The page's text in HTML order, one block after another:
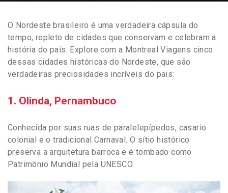
O Nordeste brasileiro é uma verdadeira cápsula do
tempo, repleto de cidades que conservam e celebram a
história do país. Explore com a Montreal Viagens cinco
dessas cidades históricas do Nordeste, que são
verdadeiras preciosidades incríveis do pais:
1. Olinda, Pernambuco
Conhecida por suas ruas de paralelepípedos, casario
colonial e o tradicional Carnaval. O sítio histórico
preserva a arquitetura barroca e é tombado como
Patrimônio Mundial pela UNESCO.